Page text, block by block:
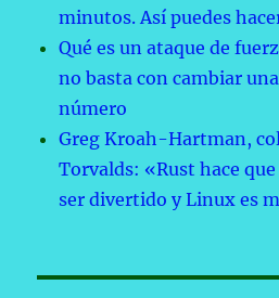
minutos. Así puedes
Qué es un ataque de
no basta con cambiar
número
Greg Kroah-Hartman,
Torvalds: «Rust hace
ser divertido y Linux es